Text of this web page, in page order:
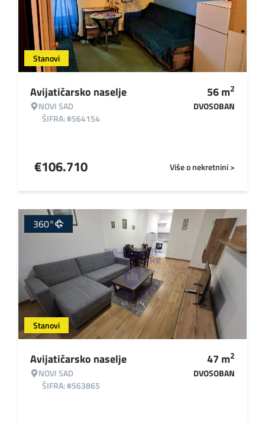
Stanovi
Avijatičarsko naselje
NOVI SAD
ŠIFRA: #564154
56m2
DVOSOBAN
Više o nekretnini >
€106.710
Stanovi
360°
Avijatičarsko naselje
NOVI SAD
ŠIFRA: #563865
47 m2
DVOSOBAN